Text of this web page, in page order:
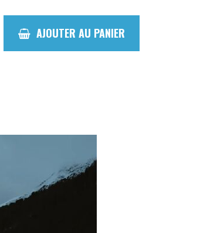
AJOUTER AU PANIER